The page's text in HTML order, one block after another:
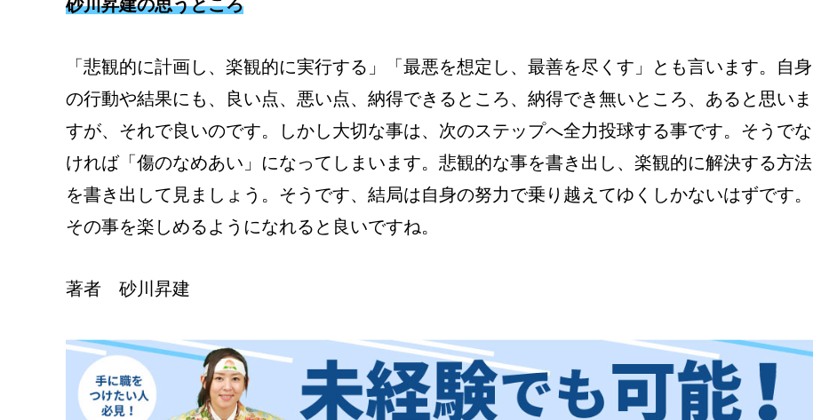
砂川昇建の思うところ
「悲観的に計画し、楽観的に実行する」「最悪を想定し、最善を尽くす」とも言います。自身
の行動や結果にも、良い点、悪い点、納得できるところ、納得でき無いところ、あると思いま
すが、それで良いのです。しかし大切な事は、次のステップへ全力投球する事です。そうでな
ければ「傷のなめあい」になってしまいます。悲観的な事を書き出し、楽観的に解決する方法
を書き出して見ましょう。そうです、結局は自身の努力で乗り越えてゆくしかないはずです。
その事を楽しめるようになれると良いですね。
著者 砂川昇建